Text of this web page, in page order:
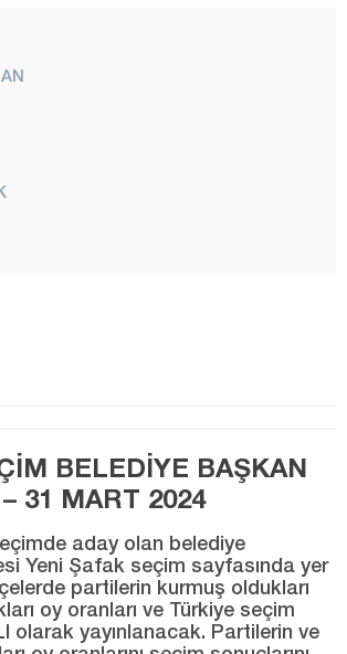
BELEDİYE BAŞKAN
31 MART 2024
aday olan belediye
Yeni Şafak seçim sayfasında yer
partilerin kurmuş oldukları
oy oranları ve Türkiye seçim
olarak yayınlanacak. Partilerin ve